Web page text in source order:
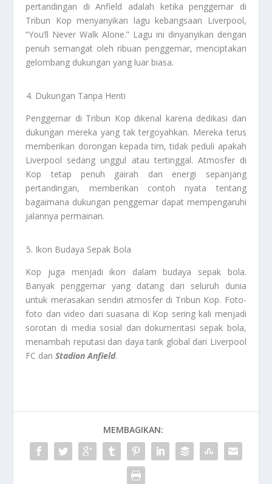
pertandingan di Anfield adalah ketika penggemar di
Tribun Kop menyanyikan lagu kebangsaan Liverpool,
“You’ll Never Walk Alone.” Lagu ini dinyanyikan dengan
penuh semangat oleh ribuan penggemar, menciptakan
gelombang dukungan yang luar biasa.
Dukungan Tanpa Henti
Penggemar di Tribun Kop dikenal karena dedikasi dan
dukungan mereka yang tak tergoyahkan. Mereka terus
memberikan dorongan kepada tim, tidak peduli apakah
Liverpool sedang unggul atau tertinggal. Atmosfer di
Kop tetap penuh gairah dan energi sepanjang
pertandingan, memberikan contoh nyata tentang
bagaimana dukungan penggemar dapat mempengaruhi
jalannya permainan.
Ikon Budaya Sepak Bola
Kop juga menjadi ikon dalam budaya sepak bola.
Banyak penggemar yang datang dari seluruh dunia
untuk merasakan sendiri atmosfer di Tribun Kop. Foto-
foto dan video dari suasana di Kop sering kali menjadi
sorotan di media sosial dan dokumentasi sepak bola,
menambah reputasi dan daya tarik global dari Liverpool
FC danStadion Anfield.
MEMBAGIKAN: